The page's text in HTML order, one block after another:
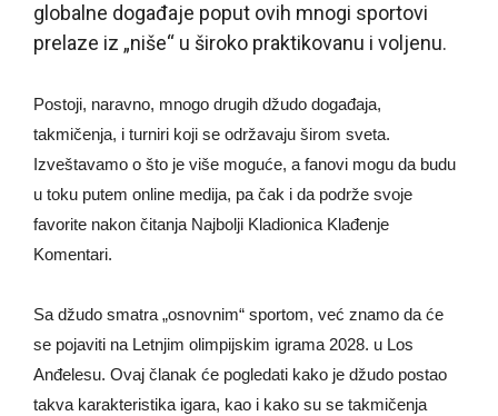
globalne događaje poput ovih mnogi sportovi
prelaze iz „niše“ u široko praktikovanu i voljenu.
Postoji, naravno, mnogo drugih džudo događaja,
takmičenja, i turniri koji se održavaju širom sveta.
Izveštavamo o što je više moguće, a fanovi mogu da budu
u toku putem online medija, pa čak i da podrže svoje
favorite nakon čitanja Najbolji Kladionica Klađenje
Komentari.
Sa džudo smatra „osnovnim“ sportom, već znamo da će
se pojaviti na Letnjim olimpijskim igrama 2028. u Los
Anđelesu. Ovaj članak će pogledati kako je džudo postao
takva karakteristika igara, kao i kako su se takmičenja